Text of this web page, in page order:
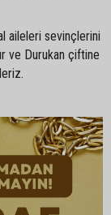
aileleri sevinçlerini
ve Durukan çiftine